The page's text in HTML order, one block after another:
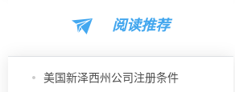
阅读推荐
美国新泽西州公司注册条件